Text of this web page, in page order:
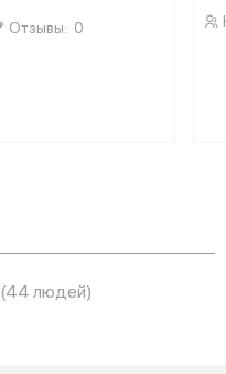
Отзывы: 0
(44 людей)